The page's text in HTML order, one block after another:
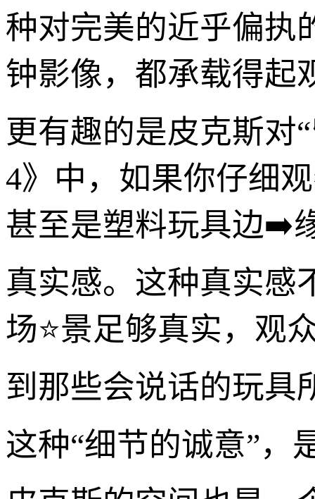
种对完美的近乎偏执
钟影像，都承载得起
更有趣的是皮克斯对
4》中，如果你仔细
甚至是塑料玩具边➡️
真实感。这种真实感
场⭐景足够真实，观
到那些会说话的玩具
这种“细节的诚意”，